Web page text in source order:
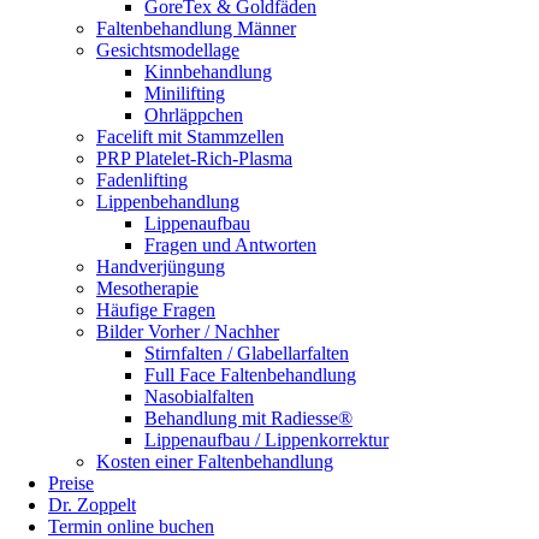
GoreTex & Goldfäden
Faltenbehandlung Männer
Gesichtsmodellage
Kinnbehandlung
Minilifting
Ohrläppchen
Facelift mit Stammzellen
PRP Platelet-Rich-Plasma
Fadenlifting
Lippenbehandlung
Lippenaufbau
Fragen und Antworten
Handverjüngung
Mesotherapie
Häufige Fragen
Bilder Vorher / Nachher
Stirnfalten / Glabellarfalten
Full Face Faltenbehandlung
Nasobialfalten
Behandlung mit Radiesse®
Lippenaufbau / Lippenkorrektur
Kosten einer Faltenbehandlung
Preise
Dr. Zoppelt
Termin online buchen